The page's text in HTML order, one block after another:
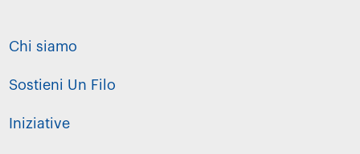
Chi siamo
Sostieni Un Filo
Iniziative